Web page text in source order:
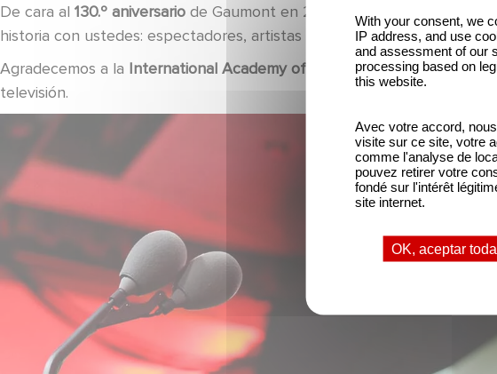
De cara al 130.º aniversario de Gaumont en 2025, este premio
historia con ustedes: espectadores, artistas y socios.
Agradecemos a la International Academy of Television Arts & Sciences
televisión.
With your consent, we
IP address, and use
and assessment of our
processing based on
this website.
Avec votre accord,
visite sur ce site, votre
comme l'analyse de
pouvez retirer votre
fondé sur l'intérêt
site internet.
OK, aceptar